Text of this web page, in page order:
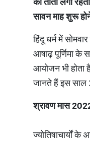
सावनमाहशुरू
हिंदू धर्म में
आषाढ़ पूर्णिमा के
आयोजन भी होता
जानते हैं इस साल
श्रावणमास
ज्योतिषाचार्यों